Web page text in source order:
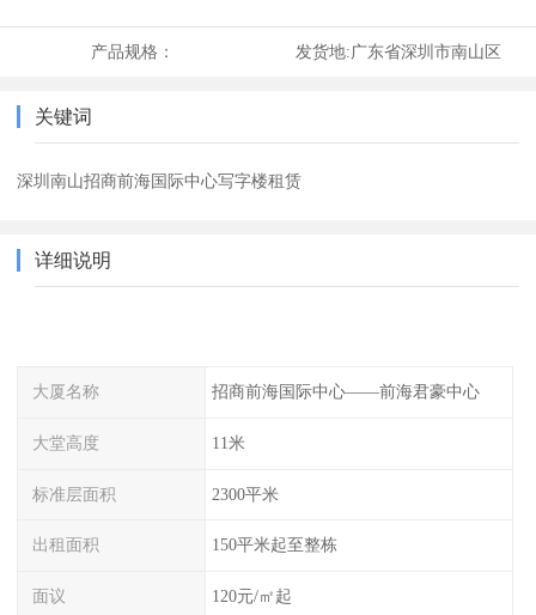
产品规格： 发货地:广东省深圳市南山区
关键词
深圳南山招商前海国际中心写字楼租赁
详细说明
大厦名称 招商前海国际中心——前海君豪中心
大堂高度 11米
标准层面积 2300平米
出租面积 150平米起至整栋
面议 120元/㎡起